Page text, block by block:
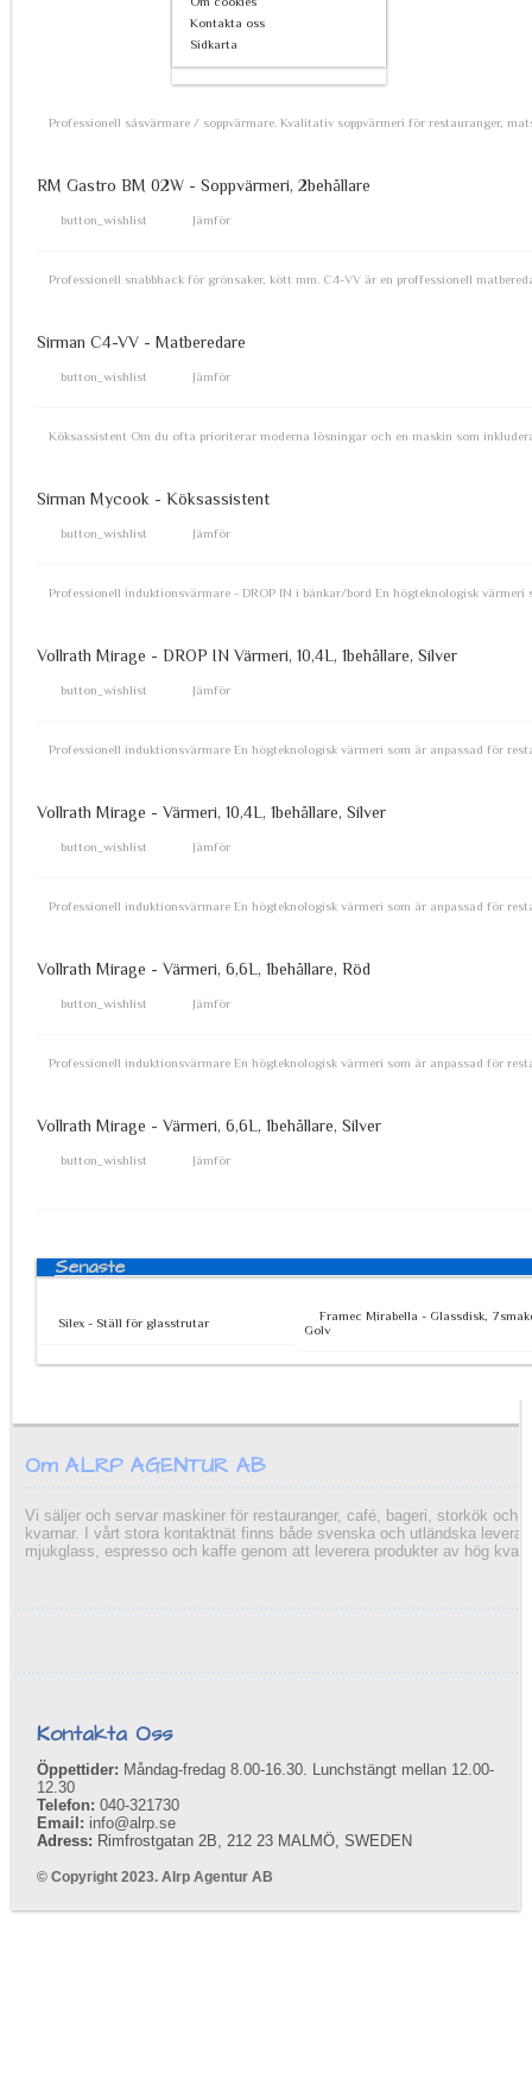
Kontakta oss
Sidkarta
Professionell såsvärmare / soppvärmare. Kvalitativ soppvärmeri för restauranger,
RM Gastro BM 02W - Soppvärmeri, 2behållare
button_wishlist Jämför
Professionell snabbhack för grönsaker, kött mm. C4-VV är en proffessionell
Sirman C4-VV - Matberedare
button_wishlist Jämför
Köksassistent Om du ofta prioriterar moderna lösningar och en maskin som
Sirman Mycook - Köksassistent
button_wishlist Jämför
Professionell induktionsvärmare - DROP IN i bänkar/bord En högteknologisk värmeri
Vollrath Mirage - DROP IN Värmeri, 10,4L, 1behållare, Silver
button_wishlist Jämför
Professionell induktionsvärmare En högteknologisk värmeri som är anpassad för
Vollrath Mirage - Värmeri, 10,4L, 1behållare, Silver
button_wishlist Jämför
Professionell induktionsvärmare En högteknologisk värmeri som är anpassad för
Vollrath Mirage - Värmeri, 6,6L, 1behållare, Röd
button_wishlist Jämför
Professionell induktionsvärmare En högteknologisk värmeri som är anpassad för
Vollrath Mirage - Värmeri, 6,6L, 1behållare, Silver
button_wishlist Jämför
Senaste
Silex - Ställ för glasstrutar
Framec Mirabella - Glassdisk,
Golv
Om ALRP AGENTUR AB
Vi säljer och servar maskiner för restauranger, café, bageri, storkök
kvarnar. I vårt stora kontaktnät finns både svenska och utländska
mjukglass, espresso och kaffe genom att leverera produkter av hög
Kontakta Oss
Öppettider: Måndag-fredag 8.00-16.30. Lunchstängt mellan 12.00-
12.30
Telefon: 040-321730
Email: info@alrp.se
Adress: Rimfrostgatan 2B, 212 23 MALMÖ, SWEDEN
© Copyright 2023. Alrp Agentur AB